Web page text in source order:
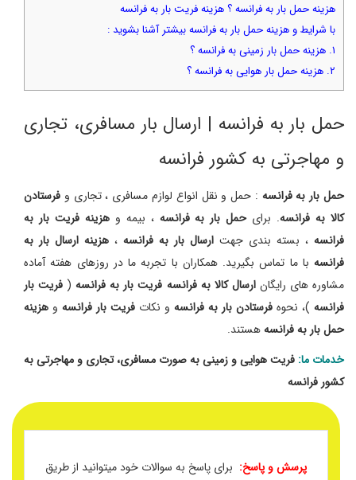
هزینه حمل بار به فرانسه ؟ هزینه فریت بار به فرانسه
با شرایط و هزینه حمل بار به فرانسه بیشتر آشنا بشوید :
۱. هزینه حمل بار زمینی به فرانسه ؟
۲. هزینه حمل بار هوایی به فرانسه ؟
حمل بار به فرانسه | ارسال بار مسافری، تجاری
و مهاجرتی به کشور فرانسه
حمل بار به فرانسه : حمل و نقل انواع لوازم مسافری ، تجاری و فرستادن
کالا به فرانسه. برایحمل بار به فرانسه ، بیمه وهزینه فریت بار به
فرانسه ، بسته بندی جهت ارسال بار به فرانسه ، هزینه ارسال بار به
فرانسه با ما تماس بگیرید. همکاران با تجربه ما در روزهای هفته آماده
مشاوره های رایگانارسال کالا به فرانسه فریت بار به فرانسه( فریت بار
فرانسه )، نحوه فرستادن بار به فرانسه و نکات فریت بار فرانسه و هزینه
حمل بار به فرانسههستند.
خدمات ما: فریت هوایی و زمینی به صورت مسافری، تجاری و مهاجرتی به
کشور فرانسه
پرسش و پاسخ: برای پاسخ به سوالات خود میتوانید از طریق